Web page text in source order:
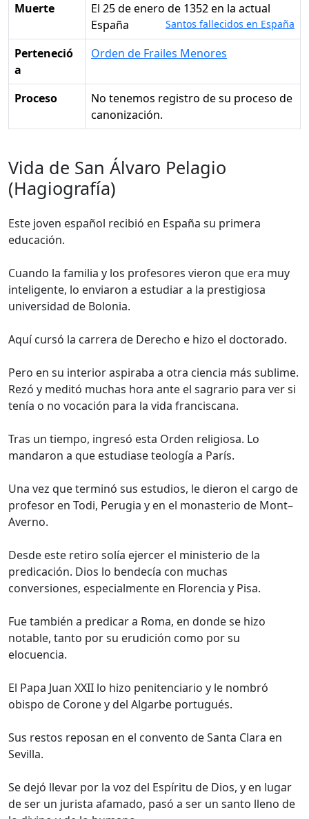
Muerte
el 25 de enero de 1352 en la actual
España
Santos fallecidos en España
Perteneció
a
Orden de Frailes Menores
Proceso
No tenemos registro de su proceso de
canonización.
Vida de San Álvaro Pelagio
(Hagiografía)
Este joven español recibió en España su primera
educación.
Cuando la familia y los profesores vieron que era muy
inteligente, lo enviaron a estudiar a la prestigiosa
universidad de Bolonia.
Aquí cursó la carrera de Derecho e hizo el doctorado.
Pero en su interior aspiraba a otra ciencia más sublime.
Rezó y meditó muchas hora ante el sagrario para ver si
tenía o no vocación para la vida franciscana.
Tras un tiempo, ingresó esta Orden religiosa. Lo
mandaron a que estudiase teología a París.
Una vez que terminó sus estudios, le dieron el cargo de
profesor en Todi, Perugia y en el monasterio de Mont–
Averno.
Desde este retiro solía ejercer el ministerio de la
predicación. Dios lo bendecía con muchas
conversiones, especialmente en Florencia y Pisa.
Fue también a predicar a Roma, en donde se hizo
notable, tanto por su erudición como por su
elocuencia.
El Papa Juan XXII lo hizo penitenciario y le nombró
obispo de Corone y del Algarbe portugués.
Sus restos reposan en el convento de Santa Clara en
Sevilla.
Se dejó llevar por la voz del Espíritu de Dios, y en lugar
de ser un jurista afamado, pasó a ser un santo lleno de